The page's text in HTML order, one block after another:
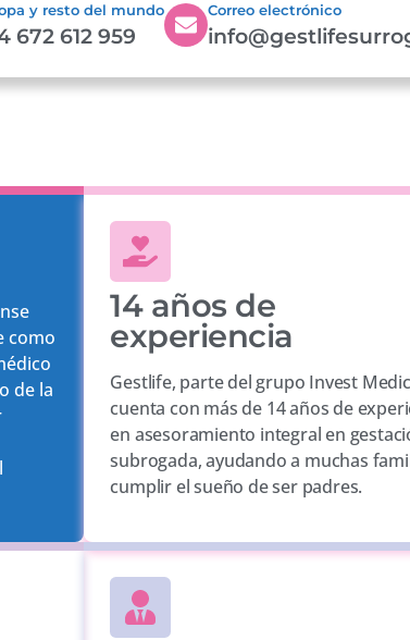
y resto del mundo
672 612 959
Correo electrónico
como
de la
14 años de
experiencia
Gestlife, parte del grupo Invest
cuenta con más de 14 años de
en asesoramiento integral en
subrogada, ayudando a muchas
cumplir el sueño de ser padres.